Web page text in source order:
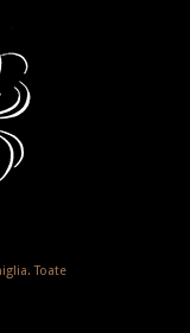
Toate